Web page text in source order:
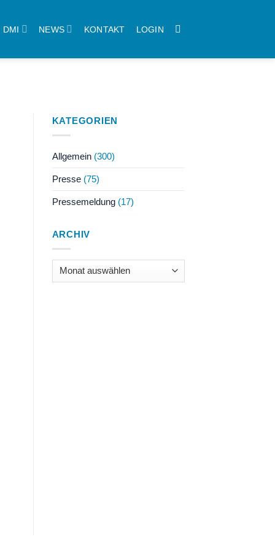
DMI NEWS KONTAKT LOGIN
KATEGORIEN
Allgemein(300)
Presse(75)
Pressemeldung(17)
ARCHIV
Archiv